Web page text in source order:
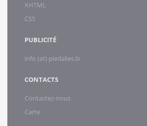
XHTML
CSS
PUBLICITÉ
info (at) piedalies.lv
CONTACTS
Contactez-nous
Carte